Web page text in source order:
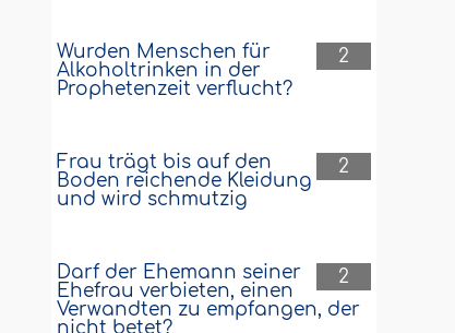
2
Wurden Menschen für
Alkoholtrinken in der
Prophetenzeit verflucht?
2
Frau trägt bis auf den
Boden reichende Kleidung
und wird schmutzig
2
Darf der Ehemann seiner
Ehefrau verbieten, einen
Verwandten zu empfangen, der
nicht betet?